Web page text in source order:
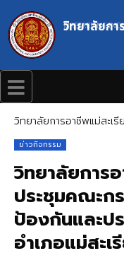
วิทยาลัยกา
MAESARIANG
วิทยาลัยการอาชีพแม่สะเรี
ข่าวกิจกรรม
วิทยาลัยการ
ประชุมคณะก
ป้องกันและป
อำเภอแม่สะเ